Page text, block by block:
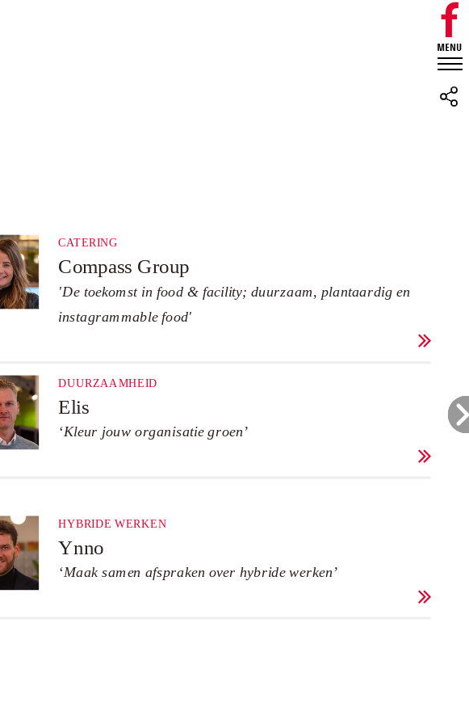
CATERING
Compass Group
'De toekomst in food & facility; duurzaam, plantaardig en
instagrammable food'

DUURZAAMHEID
Elis
‘Kleur jouw organisatie groen’

HYBRIDE WERKEN
Ynno
‘Maak samen afspraken over hybride werken’
